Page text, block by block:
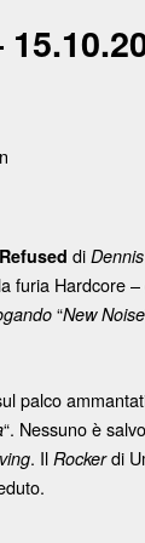
Refused di
furia Hardcore
“New Noise
palco
“. Nessuno è
. Il Rockerdi